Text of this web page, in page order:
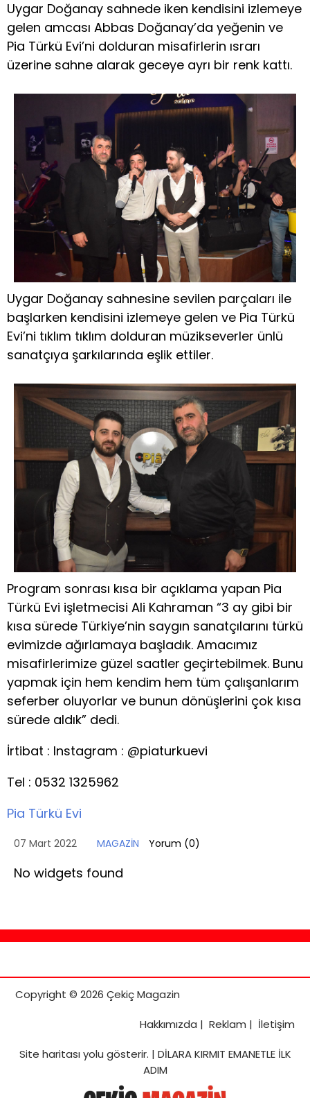
Uygar Doğanay sahnede iken kendisini izlemeye
gelen amcası Abbas Doğanay’da yeğenin ve
Pia Türkü Evi’ni dolduran misafirlerin ısrarı
üzerine sahne alarak geceye ayrı bir renk kattı.
Uygar Doğanay sahnesine sevilen parçaları ile
başlarken kendisini izlemeye gelen ve Pia Türkü
Evi’ni tıklım tıklım dolduran müzikseverler ünlü
sanatçıya şarkılarında eşlik ettiler.
Program sonrası kısa bir açıklama yapan Pia
Türkü Evi işletmecisi Ali Kahraman “3 ay gibi bir
kısa sürede Türkiye’nin saygın sanatçılarını türkü
evimizde ağırlamaya başladık. Amacımız
misafirlerimize güzel saatler geçirtebilmek. Bunu
yapmak için hem kendim hem tüm çalışanlarım
seferber oluyorlar ve bunun dönüşlerini çok kısa
sürede aldık” dedi.
İrtibat : Instagram : @piaturkuevi
Tel : 0532 1325962
Pia Türkü Evi
07 Mart 2022 MAGAZİN Yorum (0)
No widgets found
Copyright © 2026 Çekiç Magazin
Hakkımızda | Reklam | İletişim
Site haritasıyolu gösterir. | DİLARA KIRMIT EMANETLE İLK
ADIM